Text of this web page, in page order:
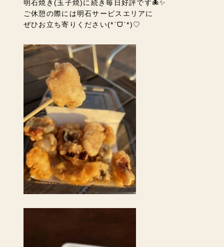
明石焼き(玉子焼)に続き毎日好評です🐙✨
ご休憩の際には明石サービスエリアに
ぜひお立ち寄りください(*ˊᗜˋ*)♡